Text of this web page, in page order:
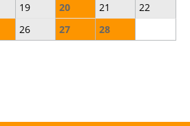
19 20 21
22
26 27 28